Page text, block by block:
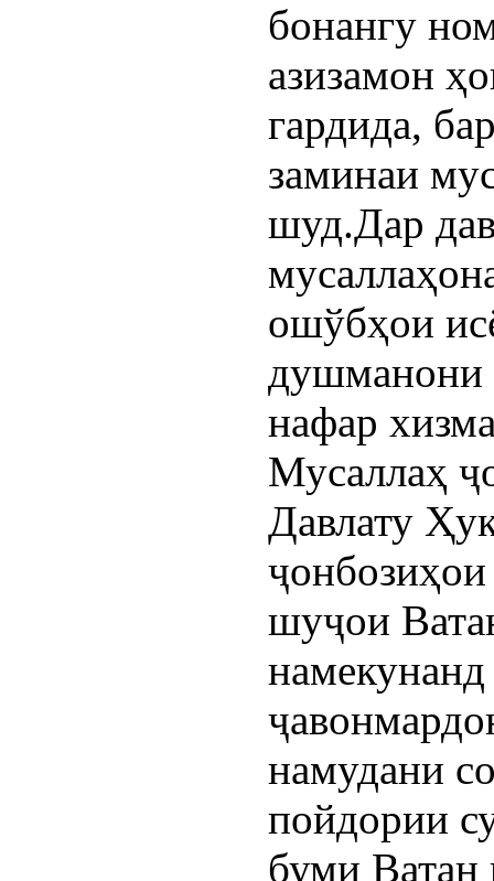
бонангу
азизамон
гардида,
заминаи
шуд.Дар
ошўбҳои
душманони
нафар
Мусаллаҳ
Давлату
шуҷои
намудани
пойдории
буми Ватан